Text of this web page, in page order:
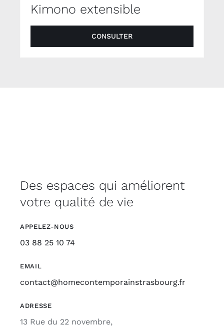
Kimono extensible
CONSULTER
Des espaces qui améliorent
votre qualité de vie
APPELEZ-NOUS
03 88 25 10 74
EMAIL
contact@homecontemporainstrasbourg.fr
ADRESSE
13 Rue du 22 novembre,